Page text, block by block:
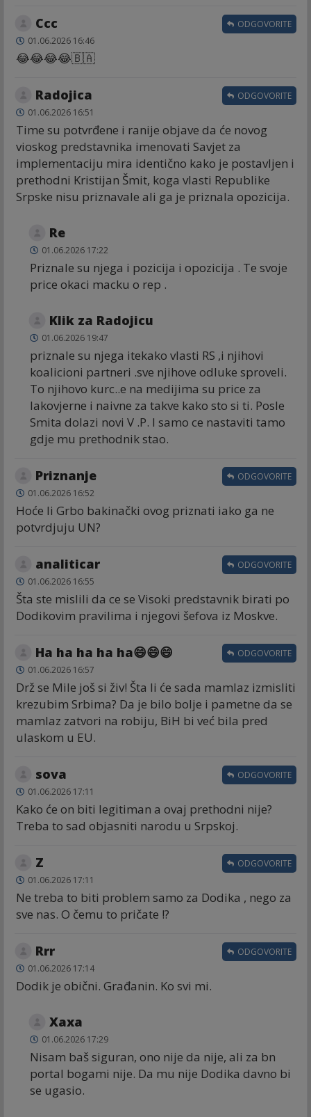
Ccc
01.06.2026 16:46
😂😂😂😂🇧🇦
ODGOVORITE
Radojica
01.06.2026 16:51
Time su potvrđene i ranije objave da će novog
vioskog predstavnika imenovati Savjet za
implementaciju mira identično kako je postavljen i
prethodni Kristijan Šmit, koga vlasti Republike
Srpske nisu priznavale ali ga je priznala opozicija.
ODGOVORITE
Re
01.06.2026 17:22
Priznale su njega i pozicija i opozicija . Te svoje
price okaci macku o rep .
Klik za Radojicu
01.06.2026 19:47
priznale su njega itekako vlasti RS ,i njihovi
koalicioni partneri .sve njihove odluke sproveli.
To njihovo kurc..e na medijima su price za
lakovjerne i naivne za takve kako sto si ti. Posle
Smita dolazi novi V .P. I samo ce nastaviti tamo
gdje mu prethodnik stao.
Priznanje
01.06.2026 16:52
Hoće li Grbo bakinački ovog priznati iako ga ne
potvrdjuju UN?
ODGOVORITE
analiticar
01.06.2026 16:55
Šta ste mislili da ce se Visoki predstavnik birati po
Dodikovim pravilima i njegovi šefova iz Moskve.
ODGOVORITE
Ha ha ha ha ha😄😄😄
01.06.2026 16:57
Drž se Mile još si živ! Šta li će sada mamlaz izmisliti
krezubim Srbima? Da je bilo bolje i pametne da se
mamlaz zatvori na robiju, BiH bi već bila pred
ulaskom u EU.
ODGOVORITE
sova
01.06.2026 17:11
Kako će on biti legitiman a ovaj prethodni nije?
Treba to sad objasniti narodu u Srpskoj.
ODGOVORITE
Z
01.06.2026 17:11
Ne treba to biti problem samo za Dodika , nego za
sve nas. O čemu to pričate !?
ODGOVORITE
Rrr
01.06.2026 17:14
Dodik je obični. Građanin. Ko svi mi.
ODGOVORITE
Хаха
01.06.2026 17:29
Nisam baš siguran, ono nije da nije, ali za bn
portal bogami nije. Da mu nije Dodika davno bi
se ugasio.